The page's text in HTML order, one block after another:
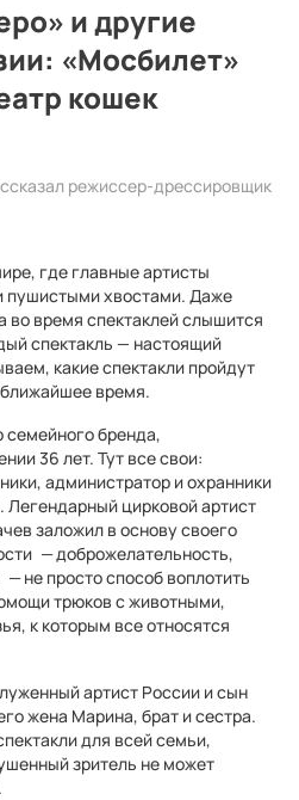
и другие
«Мосбилет»
кошек
режиссер-дрессировщик
где главные артисты
пушистыми хвостами. Даже
во время спектаклей слышится
спектакль — настоящий
какие спектакли пройдут
время.
бренда,
36 лет. Тут все свои:
администратор и охранники
цирковой артист
заложил в основу своего
—доброжелательность,
—не просто способ воплотить
трюков с животными,
к которым все относятся
артист России и сын
жена Марина, брат и сестра.
для всей семьи,
зритель не может